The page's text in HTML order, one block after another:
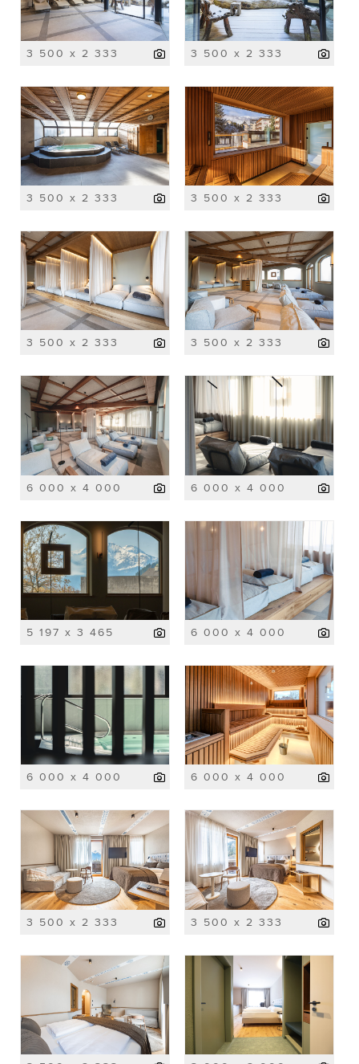
3 500 x 2 333 3 500 x 2 333
3 500 x 2 333 3 500 x 2 333
3 500 x 2 333 3 500 x 2 333
6 000 x 4 000 6 000 x 4 000
5 197 x 3 465 6 000 x 4 000
6 000 x 4 000 6 000 x 4 000
3 500 x 2 333 3 500 x 2 333